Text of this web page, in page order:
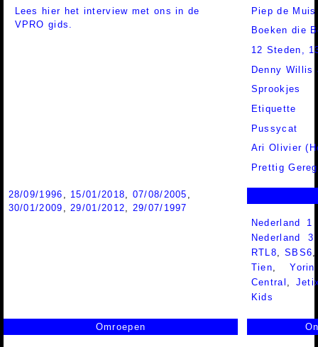
Lees hier het interview met ons in de
VPRO gids.
Piep de Muis
Boeken die
12 Steden,
Denny Willis
Sprookjes
Etiquette
Pussycat
Ari Olivier
Prettig
28/09/1996 , 15/01/2018, 07/08/2005 ,
30/01/2009 ,29/01/2012, 29/07/1997
Nederland
Nederland
RTL8,SBS6
Tien,Yorin
Central ,
Kids
Omroepen